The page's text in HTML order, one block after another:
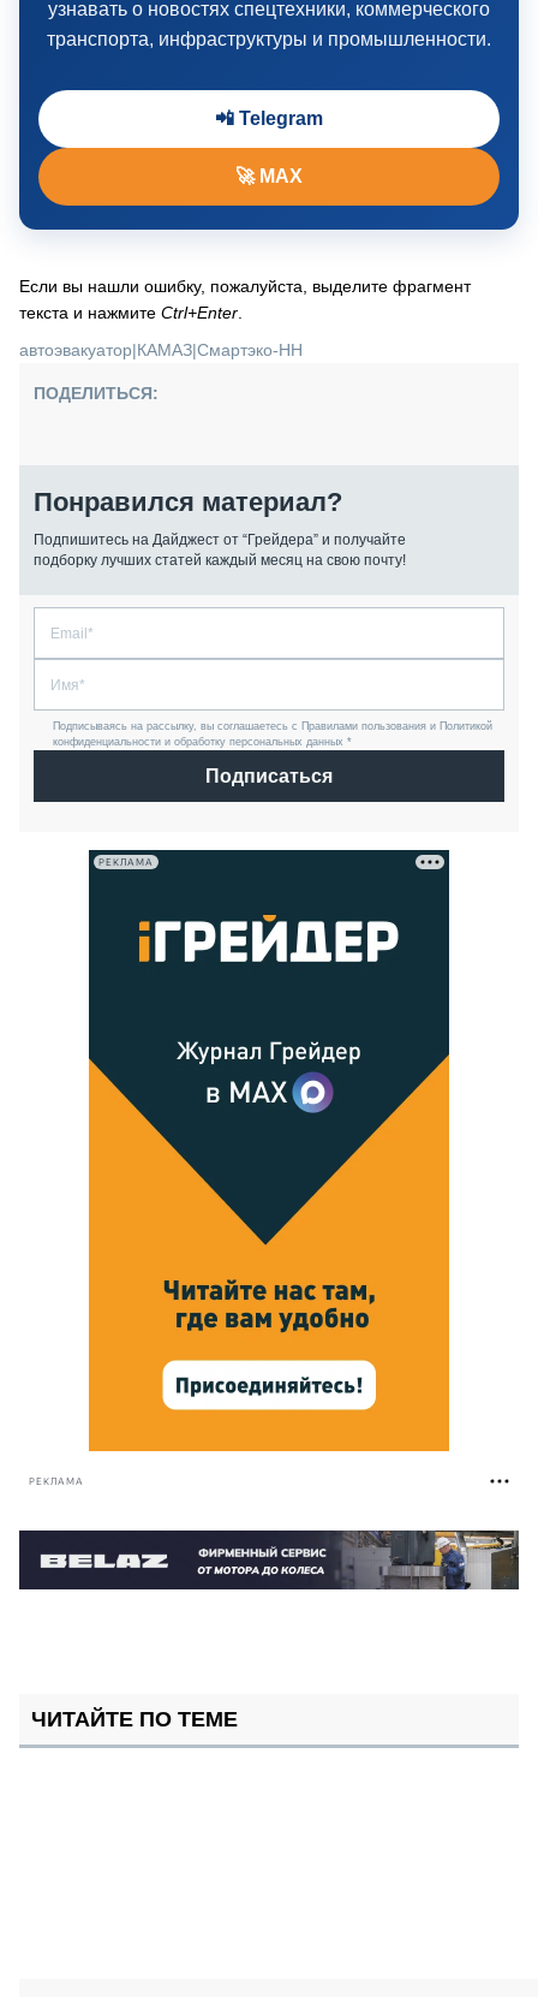
узнавать о новостях спецтехники, коммерческого
транспорта, инфраструктуры и промышленности.
📲 Telegram
🚀 MAX
Если вы нашли ошибку, пожалуйста, выделите фрагмент
текста и нажмите Ctrl+Enter
автоэвакуатор|КАМАЗ|Смартэко-НН
ПОДЕЛИТЬСЯ:
Понравился материал?
Подпишитесь на Дайджест от “Грейдера” и получайте
подборку лучших статей каждый месяц на свою почту!
Подписываясь на рассылку, вы соглашаетесь с Правилами пользования и Политикой
конфиденциальности и обработку персональных данных *
Подписаться
РЕКЛАМА
РЕКЛАМА
ЧИТАЙТЕ ПО ТЕМЕ